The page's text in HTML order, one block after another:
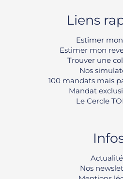
Liens
Estimer
Estimer mon
Trouver une
Nos
100 mandats mais
Mandat
Le Cercle
Nos